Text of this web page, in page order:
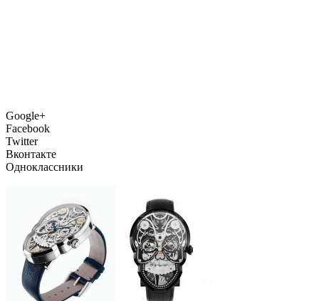
Google+
Facebook
Twitter
Вконтакте
Одноклассники